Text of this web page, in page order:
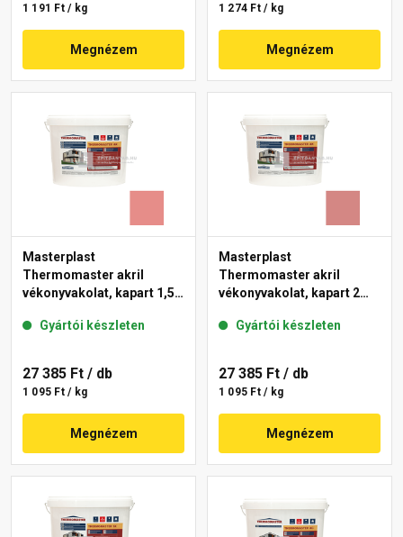
1 191 Ft / kg
Megnézem
1 274 Ft / kg
Megnézem
Masterplast
Thermomaster akril
vékonyvakolat, kapart 1,5
Gyártói készleten
27 385 Ft / db
1 095 Ft / kg
Megnézem
Masterplast
Thermomaster akril
vékonyvakolat, kapart 2
Gyártói készleten
27 385 Ft / db
1 095 Ft / kg
Megnézem